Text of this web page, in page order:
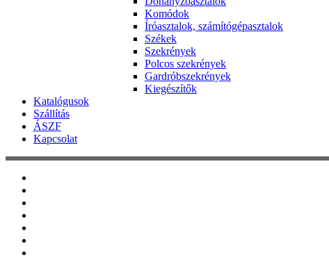
Komódok
Íróasztalok, számítógépasztalok
Székek
Szekrények
Polcos szekrények
Gardróbszekrények
Kiegészítők
Katalógusok
Szállítás
ÁSZF
Kapcsolat